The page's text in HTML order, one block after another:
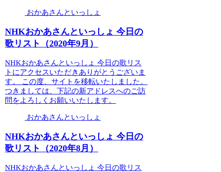
おかあさんといっしょ
NHKおかあさんといっしょ 今日の
歌リスト（2020年9月）
NHKおかあさんといっしょ 今日の歌リス
トにアクセスいただきありがとうございま
す。 この度、サイトを移転いたしました。
つきましては、下記の新アドレスへのご訪
問をよろしくお願いいたします。
おかあさんといっしょ
NHKおかあさんといっしょ 今日の
歌リスト（2020年8月）
NHKおかあさんといっしょ 今日の歌リス